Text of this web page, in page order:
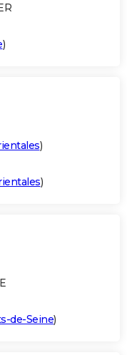
)
)
)
de-Seine)